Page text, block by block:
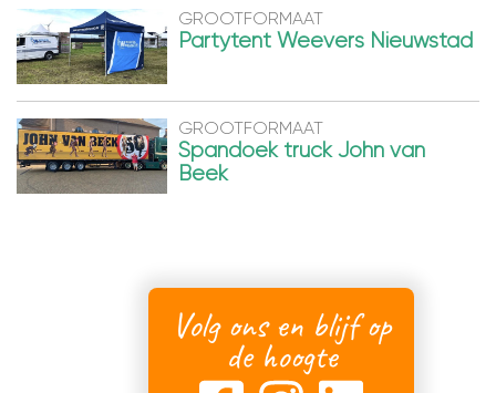
GROOTFORMAAT
Partytent Weevers Nieuwstad
GROOTFORMAAT
Spandoek truck John van
Beek
Volg ons en blijf op
de hoogte